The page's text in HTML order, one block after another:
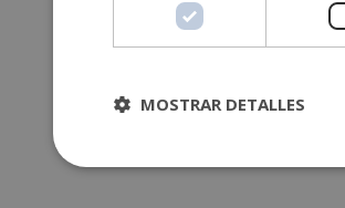
MOSTRAR DETALLES